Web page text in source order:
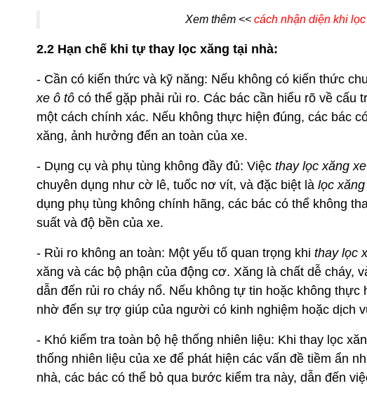
Xem thêm << cách nhận diện khi
2.2 Hạn chế khi tự thay lọc xăng tại nhà:
- Cần có kiến thức và kỹ năng: Nếu không có kiến thức
xe ô tô có thể gặp phải rủi ro. Các bác cần hiểu rõ về cấu
một cách chính xác. Nếu không thực hiện đúng, các bác
xăng, ảnh hưởng đến an toàn của xe.
- Dụng cụ và phụ tùng không đầy đủ: Việc thay lọc xăng
chuyên dụng như cờ lê, tuốc nơ vít, và đặc biệt là lọc
dụng phụ tùng không chính hãng, các bác có thể không
suất và độ bền của xe.
- Rủi ro không an toàn: Một yếu tố quan trọng khi thay lọc
xăng và các bộ phận của động cơ. Xăng là chất dễ cháy,
dẫn đến rủi ro cháy nổ. Nếu không tự tin hoặc không
nhờ đến sự trợ giúp của người có kinh nghiệm hoặc dịch
- Khó kiểm tra toàn bộ hệ thống nhiên liệu: Khi thay lọc
thống nhiên liệu của xe để phát hiện các vấn đề tiềm ẩn
nhà, các bác có thể bỏ qua bước kiểm tra này, dẫn đến